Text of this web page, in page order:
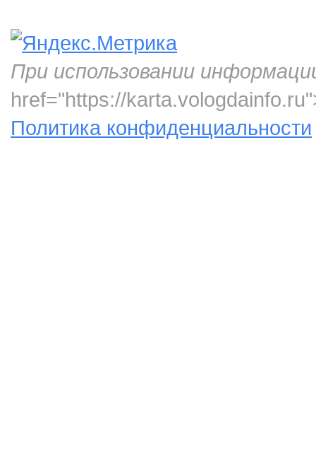
При использовании
href="https://
Политика конфиденциальности